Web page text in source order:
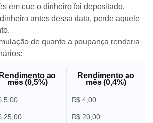
em que o dinheiro foi depositado.
antes dessa data, perde aquele
de quanto a poupança renderia
Rendimento ao
mês (0,5%)
Rendimento ao
mês (0,4%)
5,00 R$ 4,00
25,00 R$ 20,00